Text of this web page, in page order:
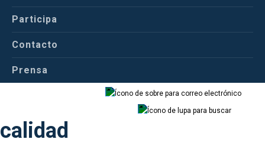
Participa
Contacto
Prensa
Objetivos de
calidad